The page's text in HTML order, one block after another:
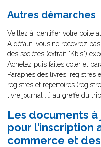
Autres démarches
Veillez à identifier votre boîte
A défaut, vous ne recevrez
des sociétés (extrait "Kbis")
Achetez puis faites coter et
Paraphes des livres, registres
registres et répertoires
livre journal ...) au greffe du
Les documents
pour l’inscription
commerce et